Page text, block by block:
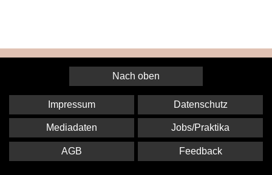
Nach oben
Impressum Datenschutz
Mediadaten Jobs/Praktika
AGB Feedback